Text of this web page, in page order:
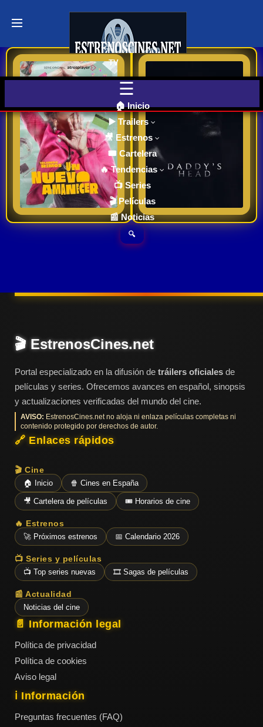
Últimos
🎬 VER
AHORA
Cartelera
de Cine
Hoy
Próximos
Estrenos
en Cines
en
📺 VER
SERIES
Series
de TV y
Streaming
Plataformas
Streaming
📅
ESTRENOS
Y
CALENDARIO
Estrenos
de Cine
2026
Series
2026
Estrenos
🏠 Inicio
▶️ Trailers
🎥 Estrenos
🎟️ Cartelera
🔥 Tendencias
📺 Series
🎬 Películas
📰 Noticias
🔍
TV
Un Nuevo Amanecer | Trailer oficial 2024 | Serie Atresplayer |
actriz y humorista, se
ha convertido en una
adicta. No sabe muy
bien cómo (o eso dice
ella), pero esas dosis
de alcohol y drogas a
las que no daba
demasiada
últimamente más
repetía en su círculo
personal y laboral,
pero no controla nada
de nada. Ni su vida
personal (separada y
con una hija que pasa
más tiempo con su
con ella), ni
profesional, que cada
vez es más ...
6.8
2024
Ver TraiLer
🎬 EstrenosCines.net
Portal especializado en la difusión de tráilers oficiales de
películas y series. Ofrecemos avances en español, sinopsis
y actualizaciones verificadas del mundo del cine.
AVISO: EstrenosCines.net no aloja ni enlaza películas completas ni
contenido protegido por derechos de autor.
🔗 Enlaces rápidos
🎬 Cine
🏠 Inicio 🍿 Cines en España
🎥 Cartelera de películas 🎟️ Horarios de cine
🔥 Estrenos
🚀 Próximos estrenos 📅 Calendario 2026
📺 Series y películas
📺 Top series nuevas 🎞️ Sagas de películas
📰 Actualidad
Noticias del cine
📄 Información legal
Política de privacidad
Política de cookies
Aviso legal
ℹ️ Información
Preguntas frecuentes (FAQ)